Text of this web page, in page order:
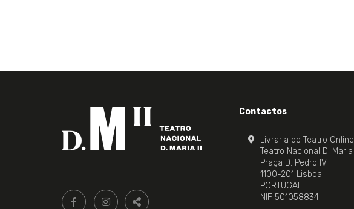
Siga-
nos:
FACEBOOK LIVRARIA DO TEATRO ONLINE.
INSTAGRAM LIVRARIA DO TEATRO ONLINE.
Contactos
Livraria do Teatro Online
Teatro Nacional D. Maria II
Praça D. Pedro IV
1100-201 Lisboa
PORTUGAL
NIF 501058834